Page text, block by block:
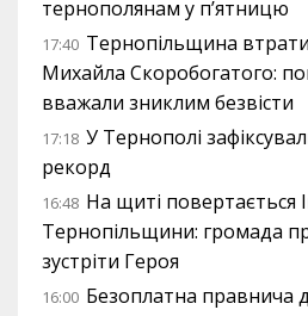
тернополянам у п’ятницю
17:40 Тернопільщина
Михайла Скоробогатого:
вважали зниклим безвісти
17:18 У Тернополі
рекорд
16:48 На щиті повертається
Тернопільщини: громада
зустріти Героя
16:00 Безоплатна правнича